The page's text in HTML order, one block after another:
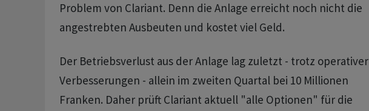
Problem von Clariant. Denn die Anlage erreicht noch nicht die
angestrebten Ausbeuten und kostet viel Geld.
Der Betriebsverlust aus der Anlage lag zuletzt - trotz operativer
Verbesserungen - allein im zweiten Quartal bei 10 Millionen
Franken. Daher prüft Clariant aktuell "alle Optionen" für die